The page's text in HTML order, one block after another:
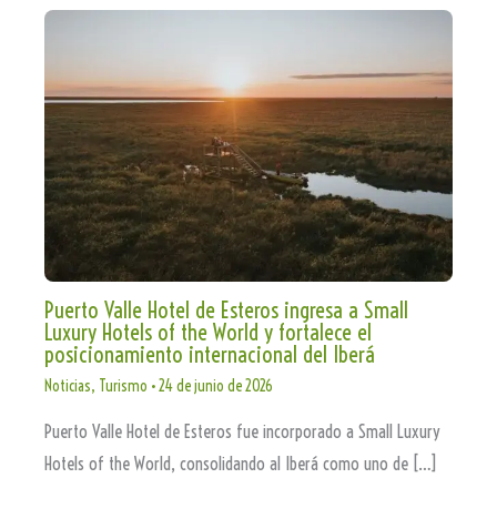
Puerto Valle Hotel de Esteros ingresa a Small
Luxury Hotels of the World y fortalece el
posicionamiento internacional del Iberá
Noticias, Turismo •24 de junio de 2026
Puerto Valle Hotel de Esteros fue incorporado a Small Luxury
Hotels of the World, consolidando al Iberá como uno de […]